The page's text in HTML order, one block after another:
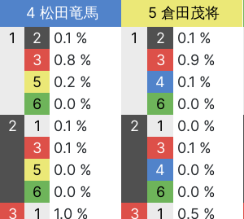
4 松田竜馬
1
2
0.1 %
3
0.8 %
5
0.2 %
6
0.0 %
2
1
0.1 %
3
0.1 %
5
0.0 %
6
0.0 %
3
1
1.0 %
5 倉田茂将
1
2
0.1 %
3
0.9 %
4
0.1 %
6
0.0 %
2
1
0.0 %
3
0.1 %
4
0.0 %
6
0.0 %
3
1
0.5 %